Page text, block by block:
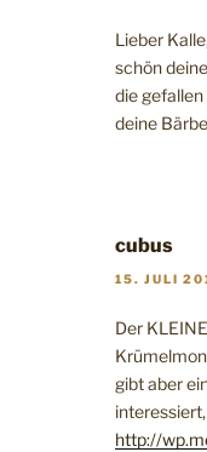
Lieber
schön
die gefallen
deine
cubus
15. JULI
Der
gibt aber
http://